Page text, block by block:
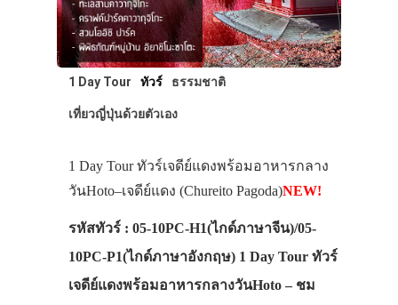
1 Day Tour ทัวร์ ธรรมชาติ
เที่ยวญี่ปุ่นด้วยตัวเอง
1 Day Tour ทัวร์เจดีย์แดงพร้อมอาหารกลาง
วันHoto–เจดีย์แดง (Chureito Pagoda)NEW!
รหัสทัวร์ : 05-10PC-H1(ไกด์ภาษาจีน)/05-
10PC-P1(ไกด์ภาษาอังกฤษ) 1 Day Tour ทัวร์
เจดีย์แดงพร้อมอาหารกลางวันHoto – ชม